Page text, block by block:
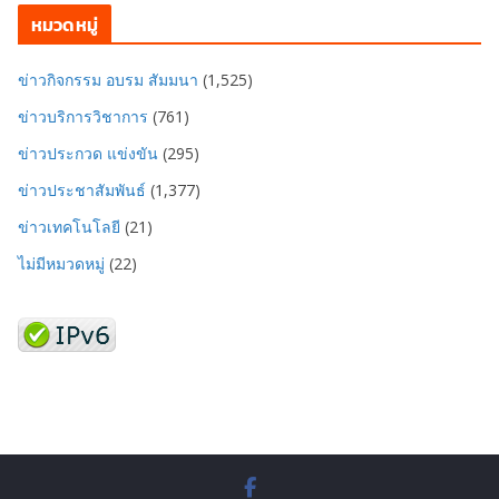
หมวดหมู่
ข่าวกิจกรรม อบรม สัมมนา (1,525)
ข่าวบริการวิชาการ (761)
ข่าวประกวด แข่งขัน (295)
ข่าวประชาสัมพันธ์ (1,377)
ข่าวเทคโนโลยี (21)
ไม่มีหมวดหมู่ (22)